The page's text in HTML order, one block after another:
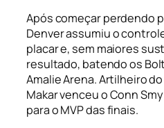
Após começar perdendo
Denver assumiu o
placar e, sem maiores
resultado, batendo os
Amalie Arena. Artilheiro
Makar venceu o Conn
para o MVP das finais.